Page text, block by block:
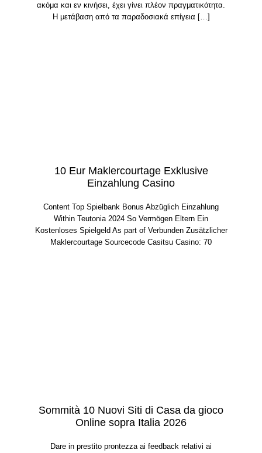
ακόμα και εν κινήσει, έχει γίνει πλέον πραγματικότητα.
Η μετάβαση από τα παραδοσιακά επίγεια […]
10 Eur Maklercourtage Exklusive
Einzahlung Casino
Content Top Spielbank Bonus Abzüglich Einzahlung
Within Teutonia 2024 So Vermögen Eltern Ein
Kostenloses Spielgeld As part of Verbunden Zusätzlicher
Maklercourtage Sourcecode Casitsu Casino: 70
Sommità 10 Nuovi Siti di Casa da gioco
Online sopra Italia 2026
Dare in prestito prontezza ai feedback relativi ai